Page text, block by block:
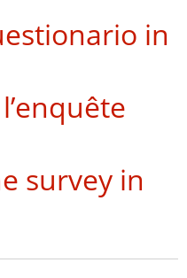
in
survey in